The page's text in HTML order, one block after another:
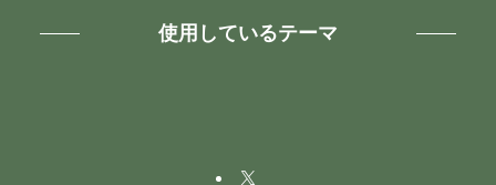
使用しているテーマ